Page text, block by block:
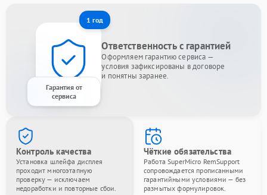
1 год
Гарантия от
сервиса
Ответственность с гарантией
Оформляем гарантию сервиса —
условия зафиксированы в договоре
и понятны заранее.
Контроль качества
Установка шлейфа дисплея
проходит многоэтапную
проверку — исключаем
недоработки и повторные сбои.
Чёткие обязательства
Работа SuperMicro RemSupport
сопровождается прописанными
гарантийными условиями — без
размытых формулировок.